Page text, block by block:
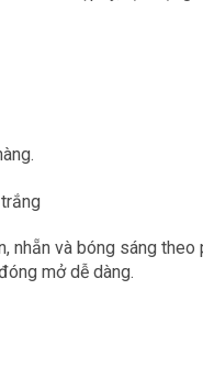
và bóng sáng theo
mở dễ dàng.